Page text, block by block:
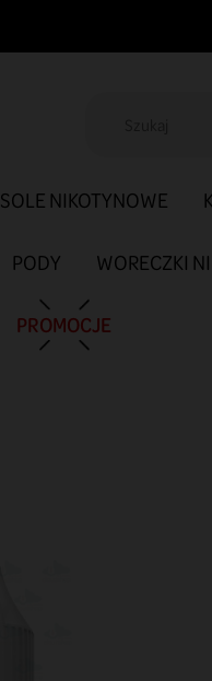
SOLE NIKOTYNOWE
PODY WORECZKI
PROMOCJE